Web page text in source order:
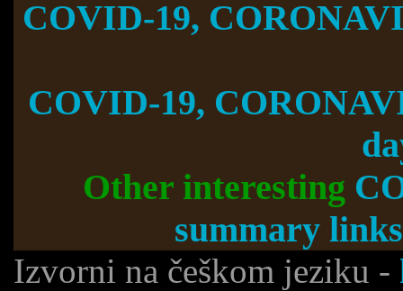
COVID-19,
COVID-19,
Other interesting
summary
Izvorni na češkom jeziku -